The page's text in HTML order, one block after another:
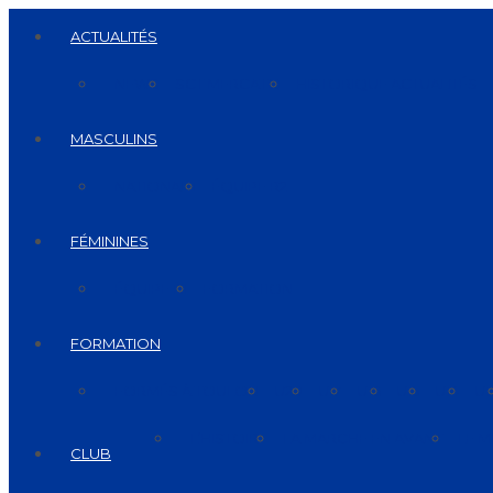
ACTUALITÉS
NEWS SCT MERCATO
MASCULINS
NATIONAL 1
FÉMININES
ÉQUIPE R1
FORMATION
FORMÉS À TOULON U20 U17 U16 U15 U14
CLUB
L’HISTOIRE LA MARCHE EN AVANT LE